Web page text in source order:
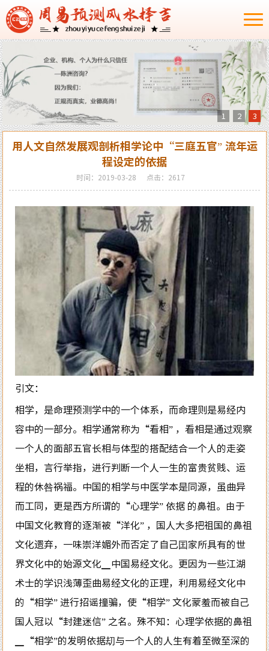
1 2 3
用人文自然发展观剖析相学论中“三庭五官” 流年运
程设定的依据
时间：2019-03-28 点击：2617
引文：
相学，是命理预测学中的一个体系，而命理则是易经内
容中的一部分。相学通常称为“看相” ，看相是通过观察
一个人的面部五官长相与体型的搭配结合一个人的走姿
坐相，言行举指，进行判断一个人一生的富贵贫贱、运
程的休咎祸福。中国的相学与中医学本是同源，虽曲异
而工同，更是西方所谓的“心理学” 依据 的鼻祖。由于
中国文化教育的逐渐被“洋化” ，国人大多把祖国的鼻祖
文化遗弃，一味崇洋媚外而否定了自己囯家所具有的世
界文化中的始源文化▁中国易经文化。更因为一些江湖
术士的学识浅薄歪曲易经文化的正理，利用易经文化中
的“相学” 进行招谣撞骗，使“相学” 文化蒙羞而被自己
国人冠以“封建迷信” 之名。殊不知：心理学依据的鼻祖
▁“相学”的发明依据刧与一个人的人生有着至微至深的